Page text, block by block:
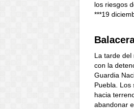
los riesgos
***19
La tarde del
con la
Guardia
Puebla. Los
hacia
abandonar